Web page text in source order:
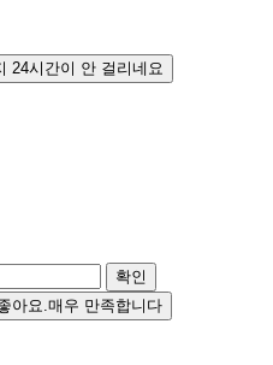
24시간이 안 걸리네요
확인
아요.매우 만족합니다